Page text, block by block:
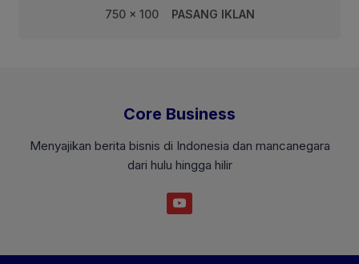
750 x 100 PASANG IKLAN
Core Business
Menyajikan berita bisnis di Indonesia dan mancanegara
dari hulu hingga hilir